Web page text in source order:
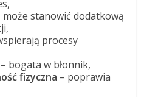
może stanowić dodatkową
procesy
– bogata w błonnik,
fizyczna – poprawia